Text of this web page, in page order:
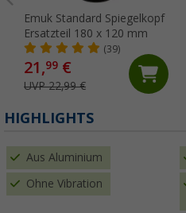
Emuk Standard Spiegelkopf
Ersatzteil 180 x 120 mm
(39)
21,99 €
UVP 22,99 €
HIGHLIGHTS
Aus Aluminium
Ohne Vibration